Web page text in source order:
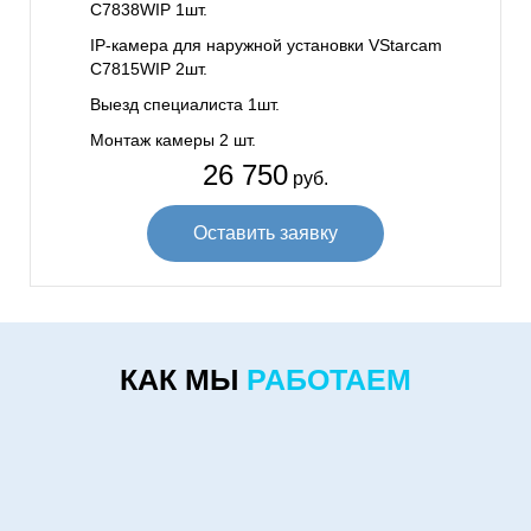
C7838WIP 1шт.
IP-камера для наружной установки VStarcam
C7815WIP 2шт.
Выезд специалиста 1шт.
Монтаж камеры 2 шт.
26 750 руб.
Оставить заявку
КАК МЫ РАБОТАЕМ